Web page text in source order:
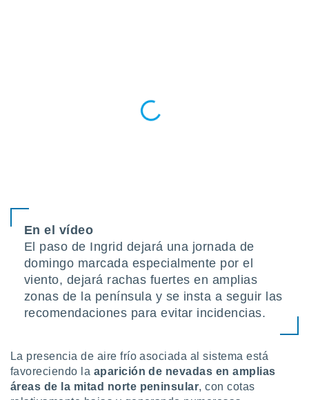
cookies
de que
En el vídeo
El paso de Ingrid dejará una jornada de
domingo marcada especialmente por el
viento, dejará rachas fuertes en amplias
zonas de la península y se insta a seguir las
recomendaciones para evitar incidencias.
La presencia de aire frío asociada al sistema está
favoreciendo la aparición de nevadas en amplias
áreas de la mitad norte peninsular, con cotas